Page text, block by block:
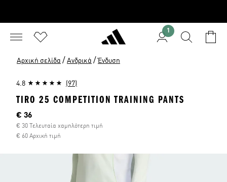
1
Αρχική σελίδα / Ανδρικά / Ένδυση
4.8 (97)
TIRO 25 COMPETITION TRAINING PANTS
Τρέχουσα τιμή
€ 36
€ 30 Τελευταία χαμηλότερη τιμή
€ 60 Αρχική τιμή